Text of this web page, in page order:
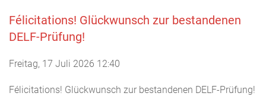
Félicitations! Glückwunsch zur bestandenen
DELF-Prüfung!
Freitag, 17 Juli 2026 12:40
Félicitations! Glückwunsch zur bestandenen DELF-Prüfung!